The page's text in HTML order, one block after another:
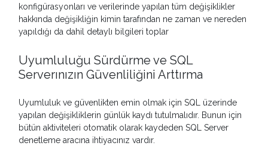
konfigürasyonları ve verilerinde yapılan tüm değişiklikler
hakkında değişikliğin kimin tarafından ne zaman ve nereden
yapıldığı da dahil detaylı bilgileri toplar
Uyumluluğu Sürdürme ve SQL
Serverınızın Güvenliliğini Arttırma
Uyumluluk ve güvenlikten emin olmak için SQL üzerinde
yapılan değişikliklerin günlük kaydı tutulmalıdır. Bunun için
bütün aktiviteleri otomatik olarak kaydeden SQL Server
denetleme aracına ihtiyacınız vardır.